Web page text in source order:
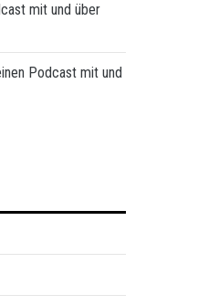
mit und über
Podcast mit und